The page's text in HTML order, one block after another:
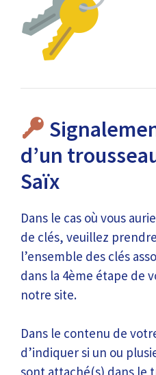
d’un
Saïx
Dans le cas où vous
de clés, veuillez
l’ensemble des clés
dans la 4ème étape de
notre site.
Dans le contenu de
d’indiquer si un ou
sont attaché(s) dans le